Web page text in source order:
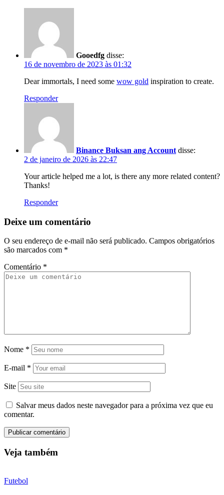
Gooedfg disse:
16 de novembro de 2023 às 01:32
Dear immortals, I need some wow gold inspiration to create.
Responder
Binance Buksan ang Account disse:
2 de janeiro de 2026 às 22:47
Your article helped me a lot, is there any more related content?
Thanks!
Responder
Deixe um comentário
O seu endereço de e-mail não será publicado. Campos obrigatórios
são marcados com *
Comentário *
Nome *
E-mail *
Site
Salvar meus dados neste navegador para a próxima vez que eu
comentar.
Veja também
Futebol